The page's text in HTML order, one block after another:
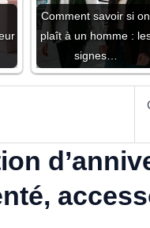
Comment savoir si on
plaît à un homme :
signes…